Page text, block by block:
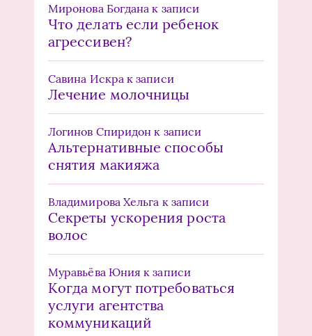
Миронова Богдана к записи
Что делать если ребенок
агрессивен?
Савина Искра к записи
Лечение молочницы
Логинов Спиридон к записи
Альтернативные способы
снятия макияжа
Владимирова Хельга к записи
Секреты ускорения роста
волос
Муравьёва Юния к записи
Когда могут потребоваться
услуги агентства
коммуникаций